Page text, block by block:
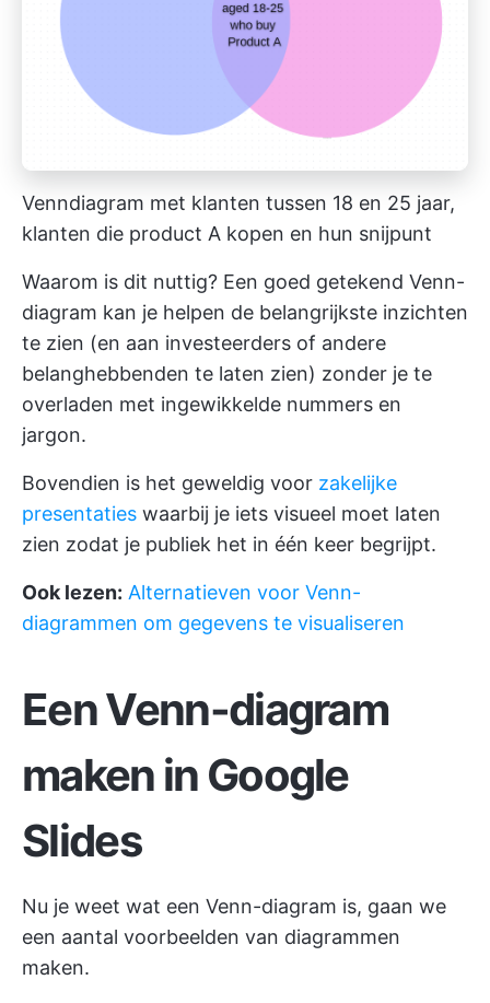
Venndiagram met klanten tussen 18 en 25 jaar,
klanten die product A kopen en hun snijpunt
Waarom is dit nuttig? Een goed getekend Venn-
diagram kan je helpen de belangrijkste inzichten
te zien (en aan investeerders of andere
belanghebbenden te laten zien) zonder je te
overladen met ingewikkelde nummers en
jargon.
Bovendien is het geweldig voor zakelijke
presentaties waarbij je iets visueel moet laten
zien zodat je publiek het in één keer begrijpt.
Ook lezen: Alternatieven voor Venn-
diagrammen om gegevens te visualiseren
Een Venn-diagram
maken in Google
Slides
Nu je weet wat een Venn-diagram is, gaan we
een aantal voorbeelden van diagrammen
maken.